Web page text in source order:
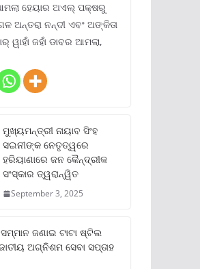
ହେୟାର ଅଏଲ୍ ପକ୍ଷରୁ
ଅନ୍ତରା ନନ୍ଦୀ ଏବଂ ଅଙ୍କିତା
ୱାହାଁ ଜହାଁ ଡାବର ଆମଲା,
ମୁଖ୍ୟମନ୍ତ୍ରୀ ନାୟାବ ସିଂହ
ସଇନୀଙ୍କ ନେତୃତ୍ୱରେ
ହରିୟାଣାରେ ଜନ କୈନ୍ଦ୍ରୀକ
ସଂସ୍କାର ତ୍ୱରାନ୍ୱିତ
September 3, 2025
ଜଣାଇ ଟାଟା ଷ୍ଟିଲ
ଅଗ୍ନିଶମ ସେବା ସପ୍ତାହ